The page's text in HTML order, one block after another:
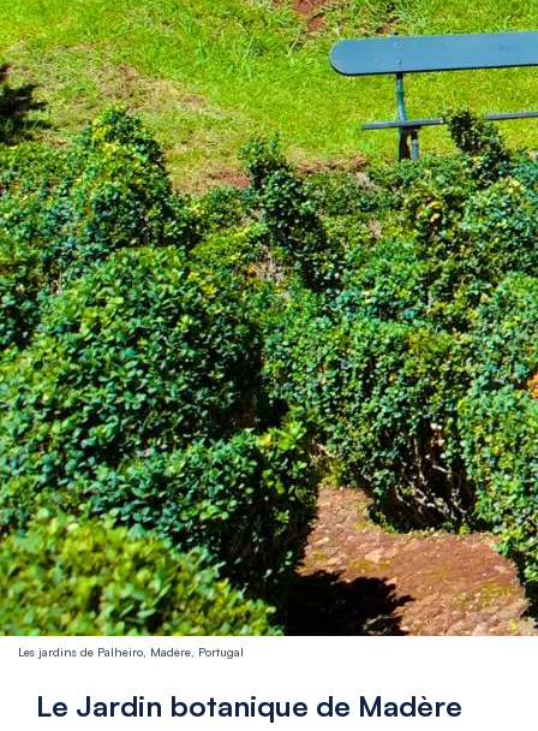
Les jardins de Palheiro, Madère, Portugal
Le Jardin botanique de Madère